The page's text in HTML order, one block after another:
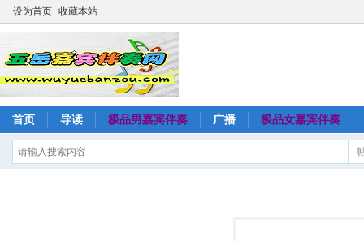
设为首页 收藏本站
首页 导读 极品男嘉宾伴奏 广播 极品女嘉宾伴奏